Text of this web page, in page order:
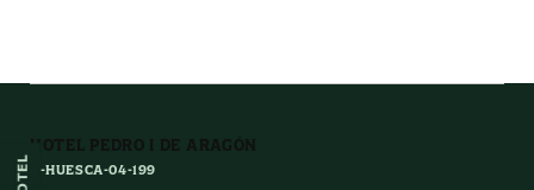
HOTEL PEDRO I DE ARAGÓN
H-HUESCA-04-199